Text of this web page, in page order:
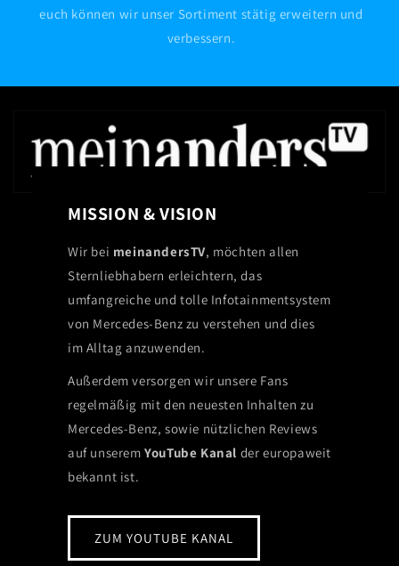
euch können wir unser Sortiment stätig erweitern und
verbessern.
MISSION & VISION
Wir bei meinandersTV, möchten allen
Sternliebhabern erleichtern, das
umfangreiche und tolle Infotainmentsystem
von Mercedes-Benz zu verstehen und dies
im Alltag anzuwenden.
Außerdem versorgen wir unsere Fans
regelmäßig mit den neuesten Inhalten zu
Mercedes-Benz, sowie nützlichen Reviews
auf unseremYouTube Kanal der europaweit
bekannt ist.
ZUM YOUTUBE KANAL